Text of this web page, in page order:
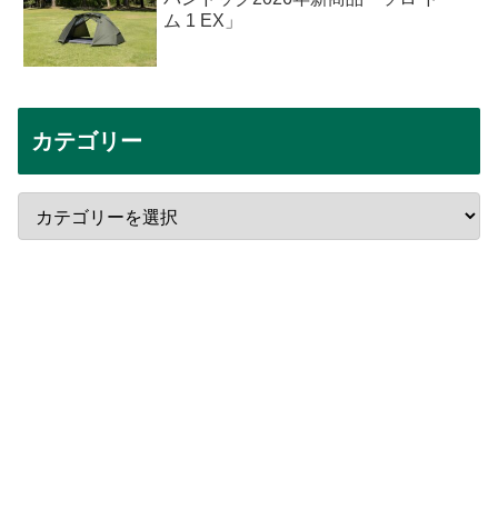
ム 1 EX」
カテゴリー